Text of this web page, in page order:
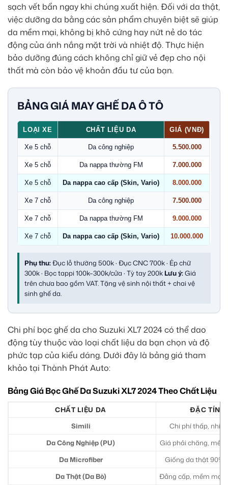
sạch vết bẩn ngay khi chúng xuất hiện. Đối với da thật,
việc dưỡng da bằng các sản phẩm chuyên biệt sẽ giúp
da mềm mại, không bị khô cứng hay nứt nẻ do tác
động của ánh nắng mặt trời và nhiệt độ. Thực hiện
bảo dưỡng đúng cách không chỉ giữ vẻ đẹp cho nội
thất mà còn bảo vệ khoản đầu tư của bạn.
BẢNG GIÁ MAY GHẾ DA Ô TÔ
LOẠI XE CHẤT LIỆU DA GIÁ (VNĐ)
Xe 5 chỗ Da công nghiệp 5.500.000
Xe 5 chỗ Da nappa thường FM 7.000.000
Xe 5 chỗ Da nappa cao cấp (Skin, Vario) 8.000.000
Xe 7 chỗ Da công nghiệp 7.500.000
Xe 7 chỗ Da nappa thường FM 9.000.000
Xe 7 chỗ Da nappa cao cấp (Skin, Vario) 10.000.000
Phụ thu:Đục lỗ thường 500k · Đục CNC 700k · Ép chữ
300k · Bọc tappi 100k–300k/cửa · Tỳ tay 200kLưu ý:Giá
trên chưa bao gồm VAT. Tặng vệ sinh nội thất + chai vệ
sinh ghế da.
Chi phí bọc ghế da cho Suzuki XL7 2024 có thể dao
động tùy thuộc vào loại chất liệu da bạn chọn và độ
phức tạp của kiểu dáng. Dưới đây là bảng giá tham
khảo tại Thành Phát Auto:
Bảng Giá Bọc Ghế Da Suzuki XL7 2024 Theo Chất Liệu
CHẤT LIỆU DA
ĐẶC TÍNH
Simili
Chi phí thấp,
Da Công Nghiệp (PU)
Giá phải chăng,
Da Microfiber
Giống da thật 90%,
Da Thật (Da Bò)
Đẳng cấp, mềm mại,